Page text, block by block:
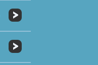
>
>